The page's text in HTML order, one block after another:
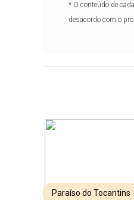
* O conteúdo de
desacordo com o
Paraíso do Tocantins